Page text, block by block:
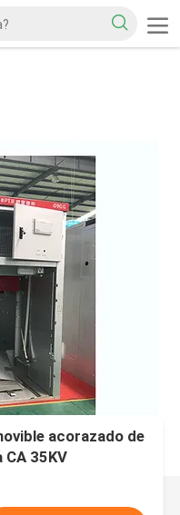
acorazado de
35KV